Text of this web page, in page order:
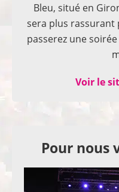
Bleu, situé en
sera plus
passerez une
Voir le
Pour nous